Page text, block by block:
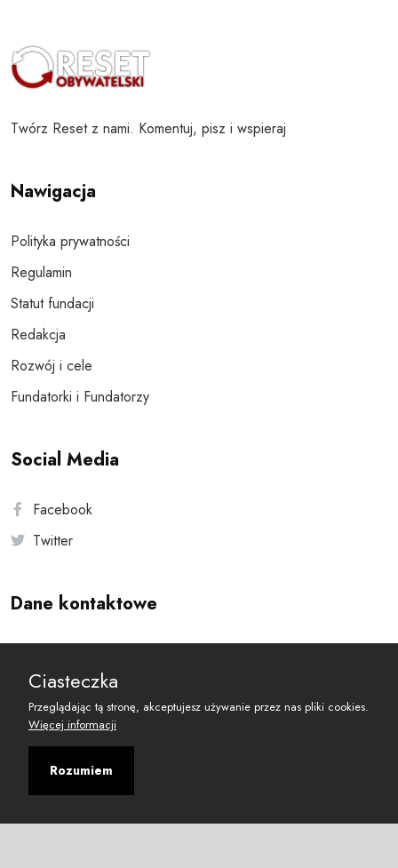
Twórz Reset z nami. Komentuj, pisz i wspieraj
Nawigacja
Polityka prywatności
Regulamin
Statut fundacji
Redakcja
Rozwój i cele
Fundatorki i Fundatorzy
Social Media
Facebook
Twitter
Dane kontaktowe
reset@resetobywatelski.pl
Ciasteczka
Przeglądając tą stronę, akceptujesz używanie przez nas pliki cookies.
Więcej informacji
Rozumiem